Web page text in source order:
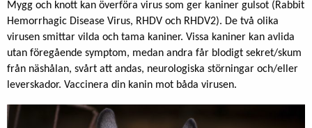
Mygg och knott kan överföra virus som ger kaniner gulsot (Rabbit
Hemorrhagic Disease Virus, RHDV och RHDV2). De två olika
virusen smittar vilda och tama kaniner. Vissa kaniner kan avlida
utan föregående symptom, medan andra får blodigt sekret/skum
från näshålan, svårt att andas, neurologiska störningar och/eller
leverskador. Vaccinera din kanin mot båda virusen.